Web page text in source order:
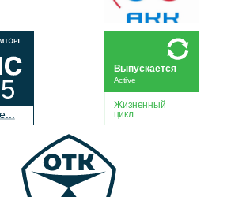
Жизненный
цикл
Active
Выпускается